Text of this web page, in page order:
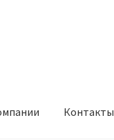
Контакты